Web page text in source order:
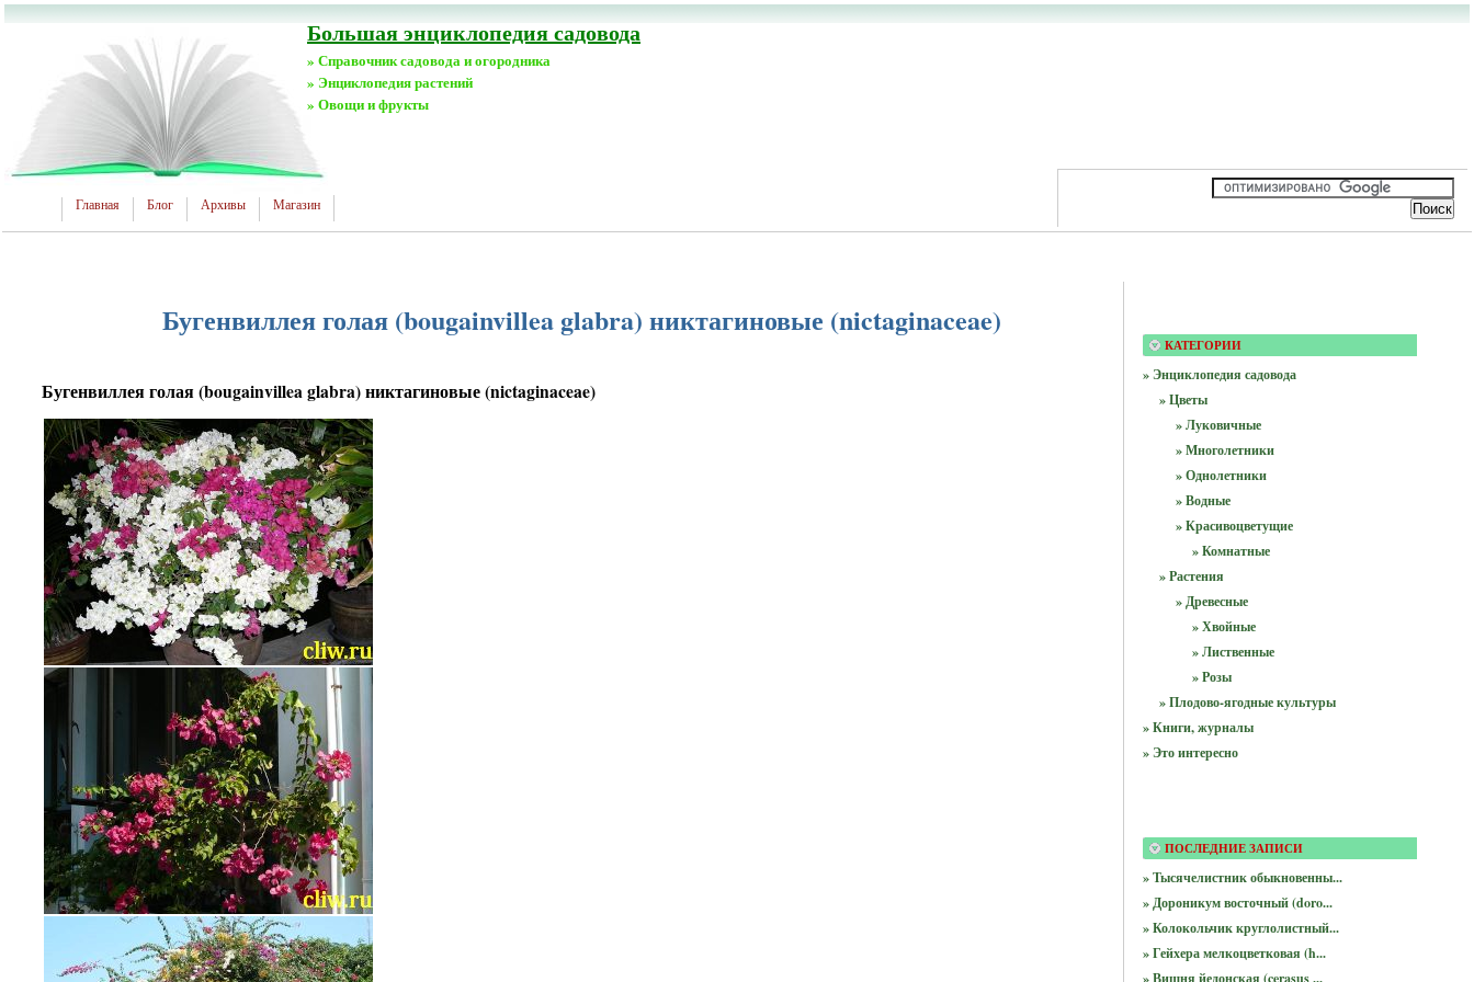
Большая энциклопедия садовода
» Справочник садовода и огородника
» Энциклопедия растений
» Овощи и фрукты
Главная Блог Архивы Магазин
Бугенвиллея голая (bougainvillea glabra) никтагиновые (nictaginaceae)
Бугенвиллея голая (bougainvillea glabra) никтагиновые (nictaginaceae)
КАТЕГОРИИ
» Энциклопедия садовода
» Цветы
» Луковичные
» Многолетники
» Однолетники
» Водные
» Красивоцветущие
» Комнатные
» Растения
» Древесные
» Хвойные
» Лиственные
» Розы
» Плодово-ягодные культуры
» Книги, журналы
» Это интересно
ПОСЛЕДНИЕ ЗАПИСИ
» Тысячелистник обыкновенны...
» Дороникум восточный (doro...
» Колокольчик круглолистный...
» Гейхера мелкоцветковая (h...
» Вишня йедонская (cerasus ...